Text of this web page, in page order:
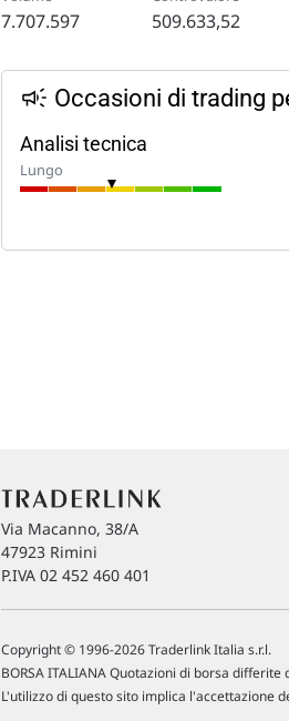
7.707.597 509.633,52
Occasioni di trading
Analisi tecnica
Lungo
Via Macanno, 38/A
47923 Rimini
P.IVA 02 452 460 401
Copyright © 1996-2026 Traderlink Italia s.r.l.
BORSA ITALIANA Quotazioni di borsa
L'utilizzo di questo sito implica l'accettazione